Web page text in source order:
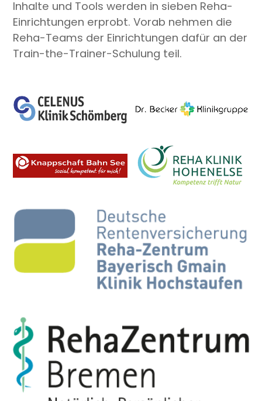
Inhalte und Tools werden in sieben Reha-
Einrichtungen erprobt. Vorab nehmen die
Reha-Teams der Einrichtungen dafür an der
Train-the-Trainer-Schulung teil.